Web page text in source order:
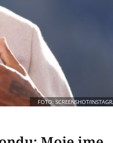
FOTO: SCREENSHOT/